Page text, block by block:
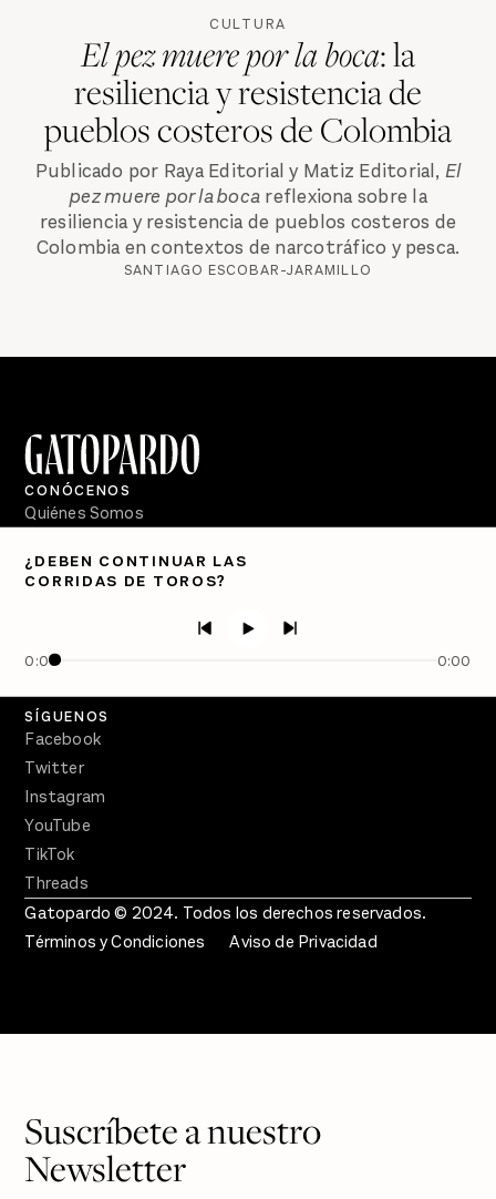
CULTURA
El pez muere por la boca: la
resiliencia y resistencia de
pueblos costeros de Colombia
Publicado por Raya Editorial y Matiz Editorial, El
pez muere por la boca reflexiona sobre la
resiliencia y resistencia de pueblos costeros de
Colombia en contextos de narcotráfico y pesca.
SANTIAGO ESCOBAR-JARAMILLO
¿DEBEN CONTINUAR LAS
CORRIDAS DE TOROS?
0:00 0:00
CONÓCENOS
Quiénes Somos
PÓDCASTS
Crecer en Distopía
SÍGUENOS
Facebook
Twitter
Instagram
YouTube
TikTok
Threads
Gatopardo © 2024. Todos los derechos reservados.
Términos y Condiciones
Aviso de Privacidad
Suscríbete a nuestro
Newsletter